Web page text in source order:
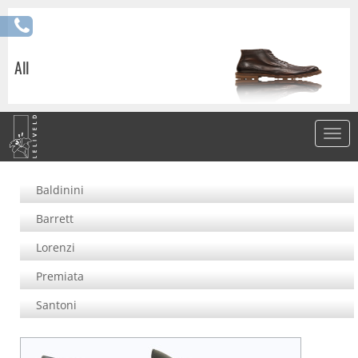
All
Baldinini
Barrett
Lorenzi
Premiata
Santoni